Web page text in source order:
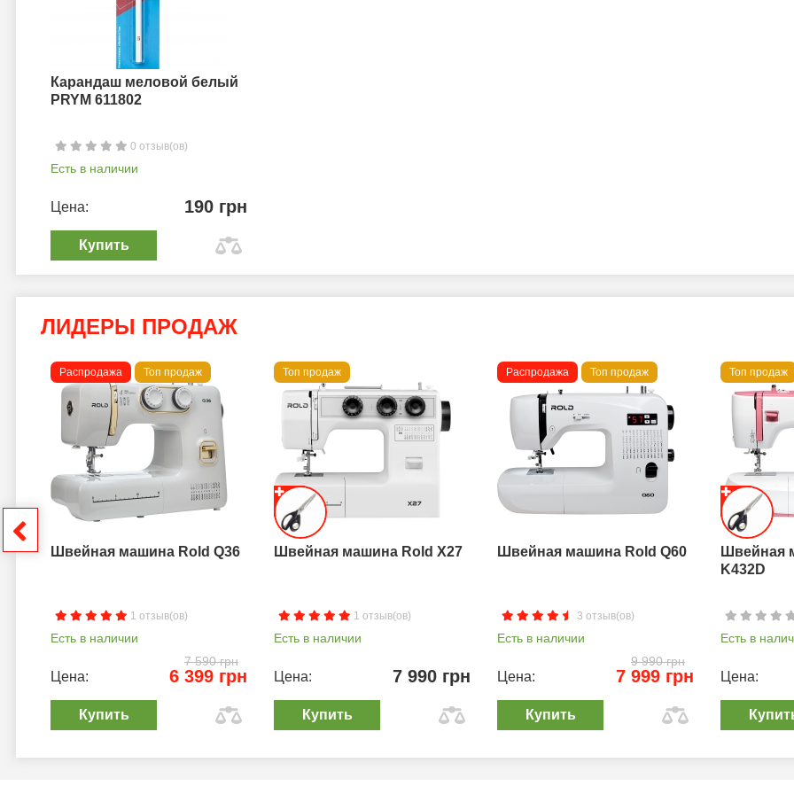
Карандаш меловой белый
PRYM 611802
0 отзыв(ов)
Есть в наличии
Цена: 190 грн
Купить
ЛИДЕРЫ ПРОДАЖ
Распродажа Топ продаж
Швейная машина Rold Q36
1 отзыв(ов)
Есть в наличии
7 590 грн
Цена: 6 399 грн
Купить
Топ продаж
Швейная машина Rold X27
1 отзыв(ов)
Есть в наличии
Цена: 7 990 грн
Купить
Распродажа Топ продаж
Швейная машина Rold Q60
3 отзыв(ов)
Есть в наличии
9 990 грн
Цена: 7 999 грн
Купить
Топ продаж
Швейная
K432D
Есть в
Цена: